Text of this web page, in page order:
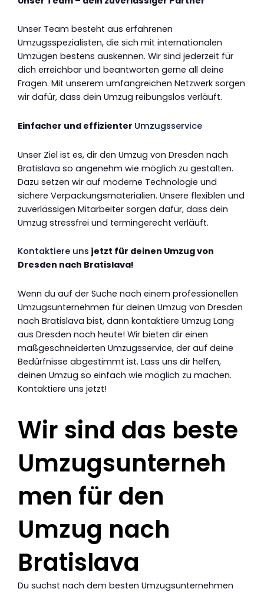
Unser Team besteht aus erfahrenen
Umzugsspezialisten, die sich mit internationalen
Umzügen bestens auskennen. Wir sind jederzeit für
dich erreichbar und beantworten gerne all deine
Fragen. Mit unserem umfangreichen Netzwerk sorgen
wir dafür, dass dein Umzug reibungslos verläuft.
Einfacher und effizienter Umzugsservice
Unser Ziel ist es, dir den Umzug von Dresden nach
Bratislava so angenehm wie möglich zu gestalten.
Dazu setzen wir auf moderne Technologie und
sichere Verpackungsmaterialien. Unsere flexiblen und
zuverlässigen Mitarbeiter sorgen dafür, dass dein
Umzug stressfrei und termingerecht verläuft.
Kontaktiere uns jetzt für deinen Umzug von
Dresden nach Bratislava!
Wenn du auf der Suche nach einem professionellen
Umzugsunternehmen für deinen Umzug von Dresden
nach Bratislava bist, dann kontaktiere Umzug Lang
aus Dresden noch heute! Wir bieten dir einen
maßgeschneiderten Umzugsservice, der auf deine
Bedürfnisse abgestimmt ist. Lass uns dir helfen,
deinen Umzug so einfach wie möglich zu machen.
Kontaktiere uns jetzt!
Wir sind das beste
Umzugsunterneh
men für den
Umzug nach
Bratislava
Du suchst nach dem besten Umzugsunternehmen